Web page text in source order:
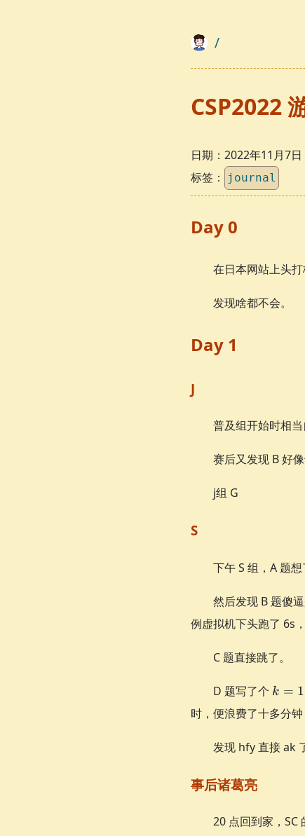
/
CSP2022
日期： 2022年11月7
标签：
journal
Day 0
在日本网站上头打
发现啥都不会。
Day 1
J
普及组开始时相当
赛后又发现 B 好
j组 G
S
下午 S 组，A 题
然后发现 B 题傻
例虚拟机下头跑了 6s
C 题直接跳了。
D 题写了个 k=1
k = 1
时，便浪费了十多分
发现 hfy 直接 ak
事后诸葛亮
20 点回到家，SC